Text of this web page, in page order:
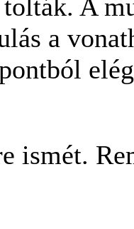
A
a
ismét.